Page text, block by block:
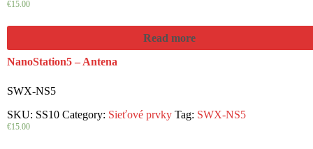
€15.00
Read more
NanoStation5 – Antena
SWX-NS5
SKU: SS10 Category: Sieťové prvky Tag: SWX-NS5
€15.00